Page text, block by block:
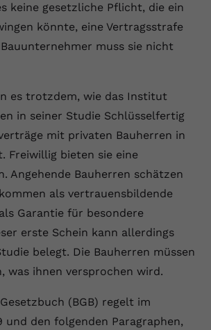
keine gesetzliche Pflicht, die ein
könnte, eine Vertragsstrafe
muss sie nicht
es trotzdem, wie das Institut
in seiner Studie Schlüsselfertig
mit privaten Bauherren in
Freiwillig bieten sie eine
Angehende Bauherren schätzen
als vertrauensbildende
Garantie für besondere
erste Schein kann allerdings
belegt. Die Bauherren müssen
was ihnen versprochen wird.
(BGB) regelt im
und den folgenden Paragraphen,
yt.innertube::requests
youtube.com
Dieser von YouTube gesetzte Cookie
darüber zu speichern, welche
von YouTube der Nutzer
hat.
yt.innertube::nextId
von YouTube gesetzte Cookie
eine eindeutige ID, um